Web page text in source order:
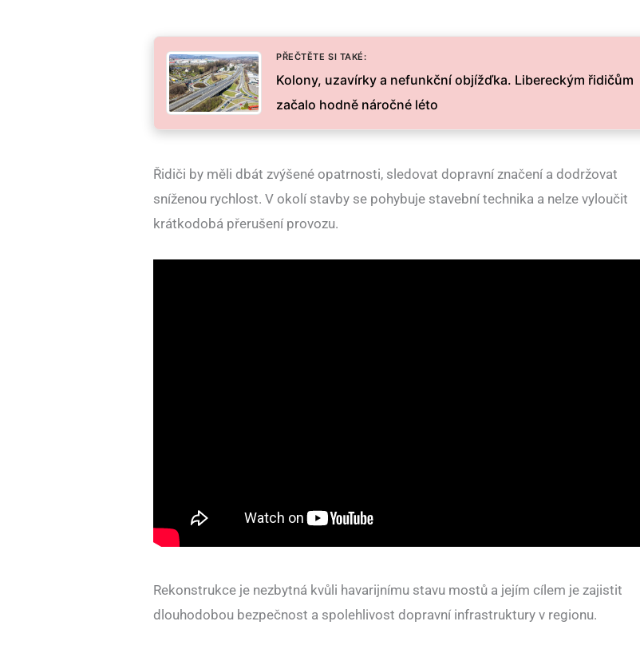
PŘEČTĚTE SI TAKÉ:
Kolony, uzavírky a nefunkční objížďka. Libereckým řidičům
začalo hodně náročné léto
Řidiči by měli dbát zvýšené opatrnosti, sledovat dopravní značení a dodržovat
sníženou rychlost. V okolí stavby se pohybuje stavební technika a nelze vyloučit
krátkodobá přerušení provozu.
Rekonstrukce je nezbytná kvůli havarijnímu stavu mostů a jejím cílem je zajistit
dlouhodobou bezpečnost a spolehlivost dopravní infrastruktury v regionu.